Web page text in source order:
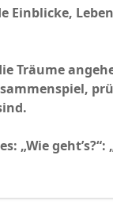
Einblicke,
Träume
„Wie